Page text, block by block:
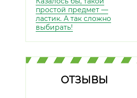
простой предмет —
ластик. А так сложно
выбирать!
ОТЗЫВЫ